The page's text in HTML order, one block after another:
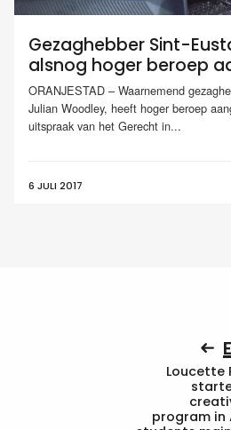
Gezaghebber Sint-
alsnog hoger beroep
ORANJESTAD – Waarnemend
Julian Woodley, heeft hoger beroep
uitspraak van het Gerecht in...
6 JULI 2017
Loucette
program in